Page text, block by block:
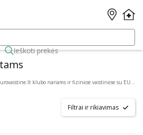
Ieškoti prekės
Galioja 2023 06 01 - 30 www.eurovaistine.lt klubo nariams ir fizinėse vaistinėse su EUROVAISTINĖS lojalumo kortele. Taikoma prekėms pagal administracijos patvirtintą sąrašą nuo įprastinės kainos, kurios internete gali skirtis nuo prekių kainų fizinėse vaistinėse. Pasiūlymo sąlygos gali keistis. Prekių skaičius ribotas.
Filtrai ir rikiavimas